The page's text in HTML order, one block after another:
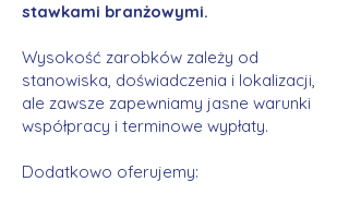
stawkami branżowymi.
Wysokość zarobków zależy od
stanowiska, doświadczenia i lokalizacji,
ale zawsze zapewniamy jasne warunki
współpracy i terminowe wypłaty.
Dodatkowo oferujemy: